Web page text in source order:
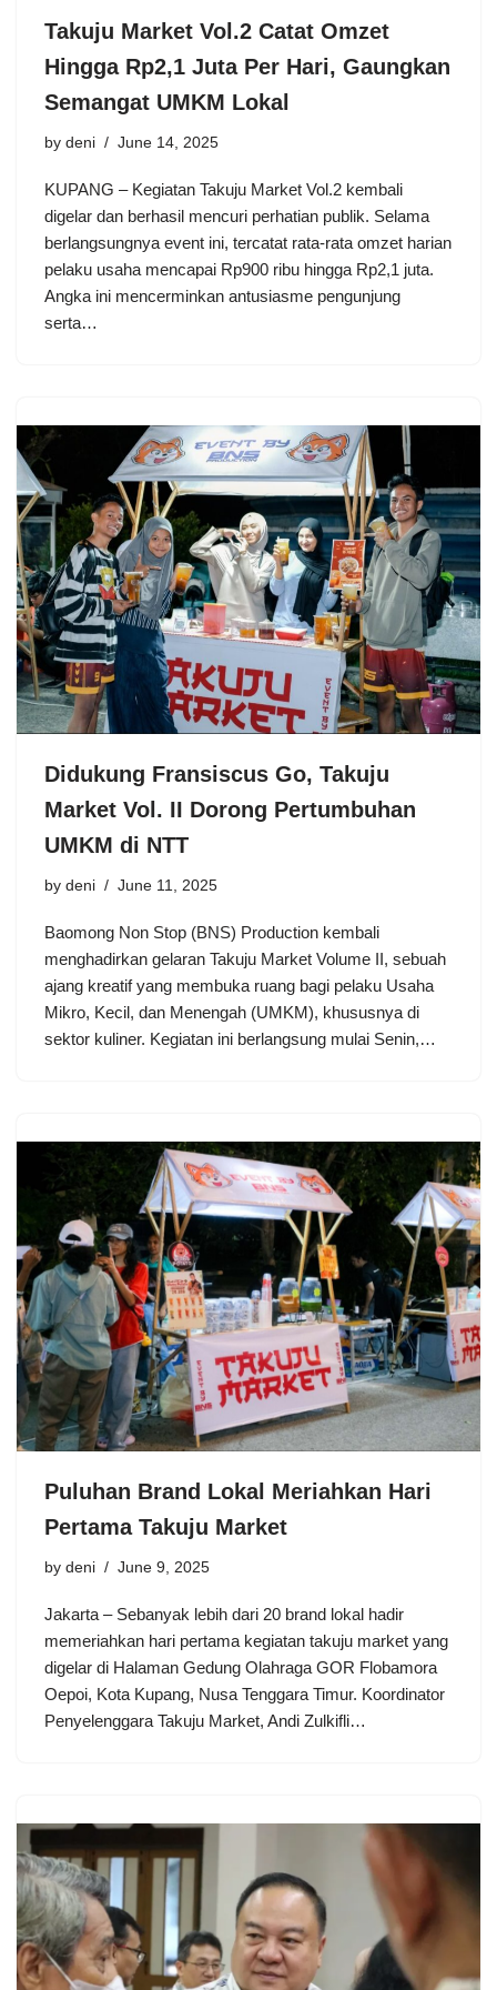
Takuju Market Vol.2 Catat Omzet
Hingga Rp2,1 Juta Per Hari, Gaungkan
Semangat UMKM Lokal
by deni June 14, 2025
KUPANG – Kegiatan Takuju Market Vol.2 kembali
digelar dan berhasil mencuri perhatian publik. Selama
berlangsungnya event ini, tercatat rata-rata omzet harian
pelaku usaha mencapai Rp900 ribu hingga Rp2,1 juta.
Angka ini mencerminkan antusiasme pengunjung
serta…
Didukung Fransiscus Go, Takuju
Market Vol. II Dorong Pertumbuhan
UMKM di NTT
by deni June 11, 2025
Baomong Non Stop (BNS) Production kembali
menghadirkan gelaran Takuju Market Volume II, sebuah
ajang kreatif yang membuka ruang bagi pelaku Usaha
Mikro, Kecil, dan Menengah (UMKM), khususnya di
sektor kuliner. Kegiatan ini berlangsung mulai Senin,…
Puluhan Brand Lokal Meriahkan Hari
Pertama Takuju Market
by deni June 9, 2025
Jakarta – Sebanyak lebih dari 20 brand lokal hadir
memeriahkan hari pertama kegiatan takuju market yang
digelar di Halaman Gedung Olahraga GOR Flobamora
Oepoi, Kota Kupang, Nusa Tenggara Timur. Koordinator
Penyelenggara Takuju Market, Andi Zulkifli…